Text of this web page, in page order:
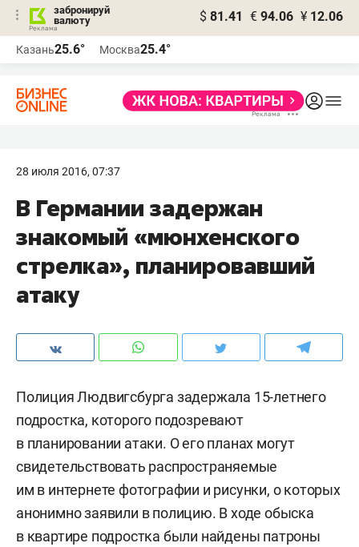
забронируй
валюту
$ 81.41 € 94.06 ¥ 12.06
Казань25.6° Москва25.4°
28 июля 2016, 07:37
В Германии задержан
знакомый «мюнхенского
стрелка», планировавший
атаку
Полиция Людвигсбурга задержала 15-летнего
подростка, которого подозревают
в планировании атаки. О его планах могут
свидетельствовать распространяемые
им в интернете фотографии и рисунки, о которых
анонимно заявили в полицию. В ходе обыска
в квартире подростка были найдены патроны